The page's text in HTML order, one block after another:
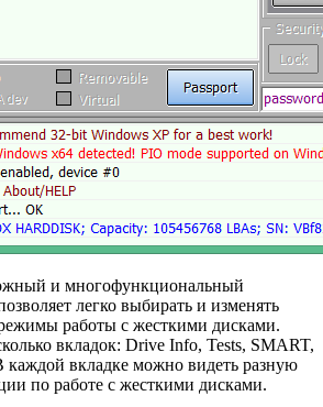
и многофункциональный
легко выбирать и изменять
работы с жесткими дисками.
вкладок: Drive Info, Tests, SMART,
каждой вкладке можно видеть разную
по работе с жесткими дисками.